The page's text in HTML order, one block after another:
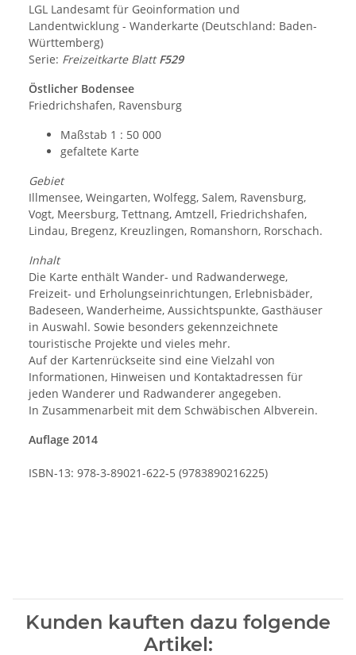
LGL Landesamt für Geoinformation und
Landentwicklung - Wanderkarte (Deutschland: Baden-
Württemberg)
Serie: Freizeitkarte BlattF529
Östlicher Bodensee
Friedrichshafen, Ravensburg
Maßstab 1 : 50 000
gefaltete Karte
Gebiet
Illmensee, Weingarten, Wolfegg, Salem, Ravensburg,
Vogt, Meersburg, Tettnang, Amtzell, Friedrichshafen,
Lindau, Bregenz, Kreuzlingen, Romanshorn, Rorschach.
Inhalt
Die Karte enthält Wander- und Radwanderwege,
Freizeit- und Erholungseinrichtungen, Erlebnisbäder,
Badeseen, Wanderheime, Aussichtspunkte, Gasthäuser
in Auswahl. Sowie besonders gekennzeichnete
touristische Projekte und vieles mehr.
Auf der Kartenrückseite sind eine Vielzahl von
Informationen, Hinweisen und Kontaktadressen für
jeden Wanderer und Radwanderer angegeben.
In Zusammenarbeit mit dem Schwäbischen Albverein.
Auflage 2014
ISBN-13: 978-3-89021-622-5 (9783890216225)
Kunden kauften dazu folgende
Artikel: